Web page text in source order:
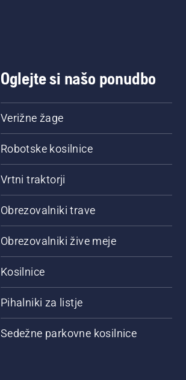
Oglejte si našo ponudbo
Verižne žage
Robotske kosilnice
Vrtni traktorji
Obrezovalniki trave
Obrezovalniki žive meje
Kosilnice
Pihalniki za listje
Sedežne parkovne kosilnice